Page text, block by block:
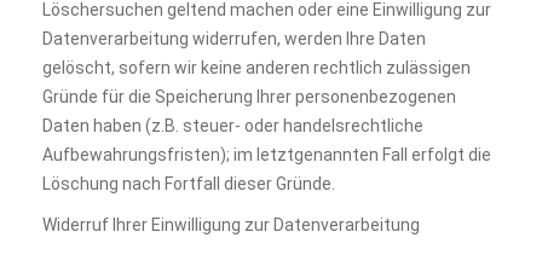
Löschersuchen geltend machen oder eine Einwilligung zur
Datenverarbeitung widerrufen, werden Ihre Daten
gelöscht, sofern wir keine anderen rechtlich zulässigen
Gründe für die Speicherung Ihrer personenbezogenen
Daten haben (z.B. steuer- oder handelsrechtliche
Aufbewahrungsfristen); im letztgenannten Fall erfolgt die
Löschung nach Fortfall dieser Gründe.
Widerruf Ihrer Einwilligung zur Datenverarbeitung